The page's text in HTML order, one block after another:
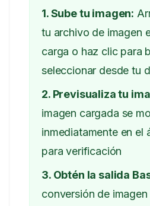
1. Sube tu imagen:
tu archivo de imagen
carga o haz clic para
seleccionar desde tu
2. Previsualiza tu
imagen cargada se
inmediatamente en el
para verificación
3. Obtén la salida
conversión de